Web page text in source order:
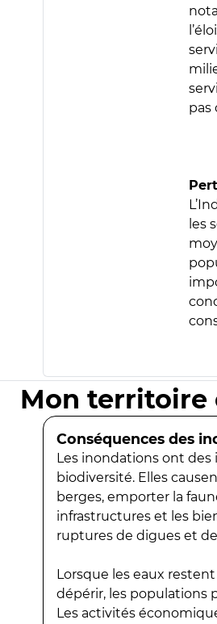
pas
les
Mon territoire
Conséquences des
Les inondations ont
biodiversité. Elles
berges, emporter la
infrastructures et les
ruptures de digues et
Lorsque les eaux
dépérir, les populations
Les activités